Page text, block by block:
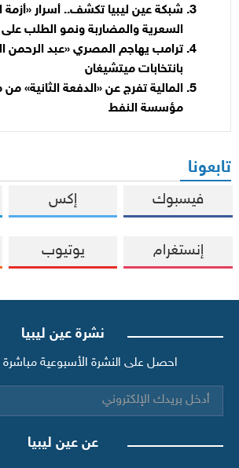
شبكة عين ليبيا تكشف.. أسرار «أزمة
السعرية والمضاربة ونمو الطلب على
ترامب يهاجم المصري «عبد الرحمن
بانتخابات ميتشيغان
المالية تفرج عن «الدفعة الثانية»
مؤسسة النفط
تابعونا
فيسبوك إكس
إنستغرام يوتيوب
نشرة عين ليبيا
احصل على النشرة الأسبوعية
عن عين ليبيا